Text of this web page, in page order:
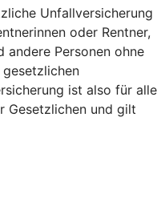
Unfallversicherung
oder Rentner,
andere Personen ohne
ist also für alle
Gesetzlichen und gilt